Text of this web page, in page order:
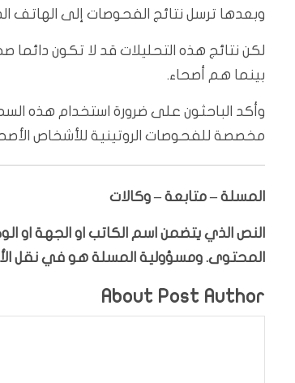
وبعدها ترسل نتائج الفحوصات إلى الهاتف
لكن نتائج هذه التحليلات قد لا تكون
بينما هم أصحاء.
وأكد الباحثون على ضرورة استخدام هذه
مخصصة للفحوصات الروتينية للأشخاص
المسلة – متابعة – وكالات
النص الذي يتضمن اسم الكاتب او الجهة او
المحتوى. ومسؤولية المسلة هو في نقل
About Post Author